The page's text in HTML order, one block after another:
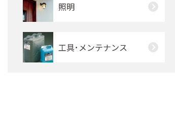
照明
工具･メンテナンス